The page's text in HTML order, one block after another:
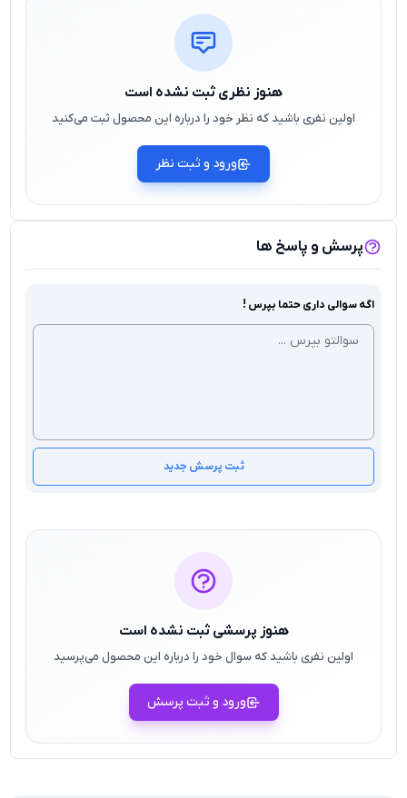
هنوز نظری ثبت نشده است
اولین نفری باشید که نظر خود را درباره این محصول ثبت می‌کنید
ورود و ثبت نظر
پرسش و پاسخ ها
اگه سوالی داری حتما بپرس !
ثبت پرسش جدید
هنوز پرسشی ثبت نشده است
اولین نفری باشید که سوال خود را درباره این محصول می‌پرسید
ورود و ثبت پرسش